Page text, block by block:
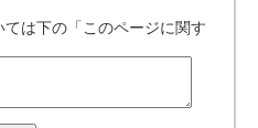
は下の「このページに関す